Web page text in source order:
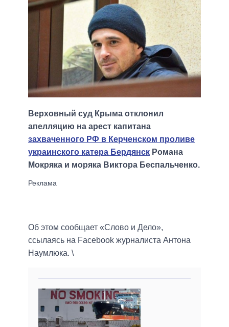
Верховный суд Крыма отклонил
апелляцию на арест капитана
захваченного РФ в Керченском проливе
украинского катера Бердянск Романа
Мокряка и моряка Виктора Беспальченко.
Об этом сообщает «Слово и Дело»,
ссылаясь на Facebook журналиста Антона
Наумлюка. \